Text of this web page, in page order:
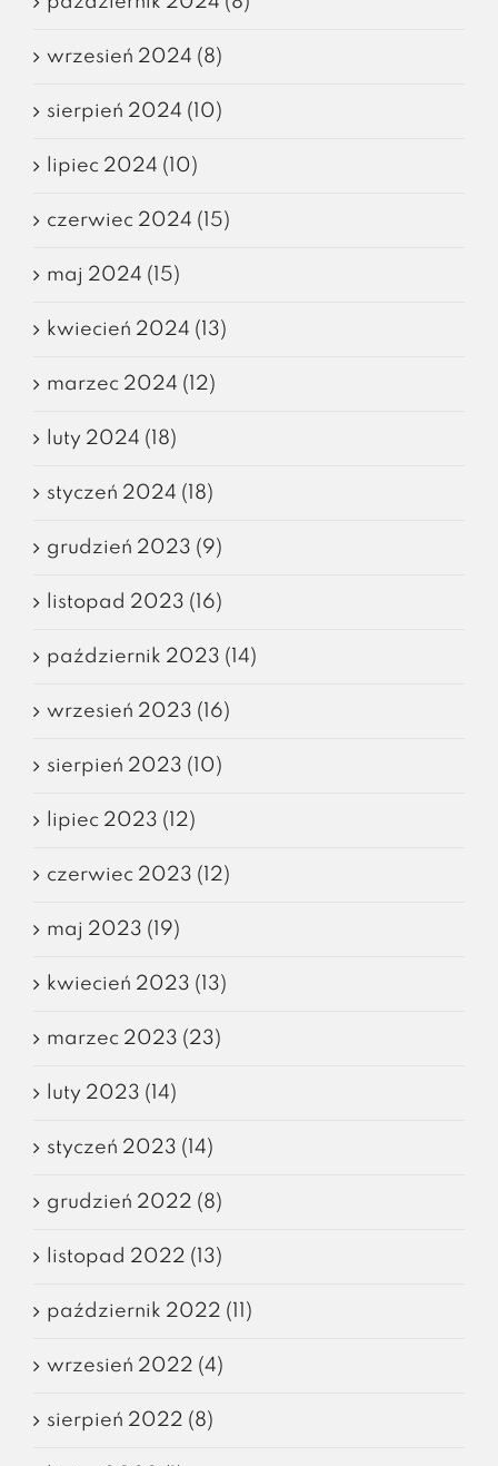
wrzesień 2024 (8)
sierpień 2024 (10)
lipiec 2024 (10)
czerwiec 2024 (15)
maj 2024 (15)
kwiecień 2024 (13)
marzec 2024 (12)
luty 2024 (18)
styczeń 2024 (18)
grudzień 2023 (9)
listopad 2023 (16)
październik 2023 (14)
wrzesień 2023 (16)
sierpień 2023 (10)
lipiec 2023 (12)
czerwiec 2023 (12)
maj 2023 (19)
kwiecień 2023 (13)
marzec 2023 (23)
luty 2023 (14)
styczeń 2023 (14)
grudzień 2022 (8)
listopad 2022 (13)
październik 2022 (11)
wrzesień 2022 (4)
sierpień 2022 (8)